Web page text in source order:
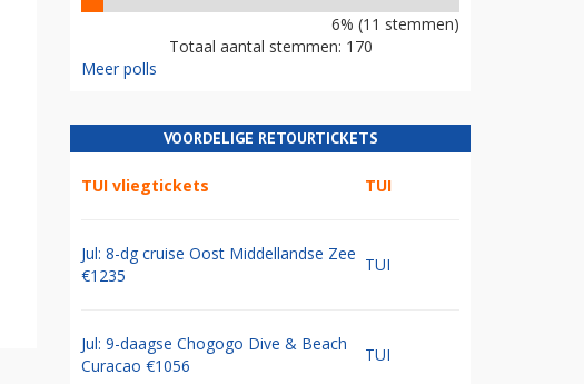
6% (11 stemmen)
Totaal aantal stemmen: 170
Meer polls
VOORDELIGE RETOURTICKETS
TUI vliegtickets TUI
Jul: 8-dg cruise Oost Middellandse Zee
€1235
TUI
Jul: 9-daagse Chogogo Dive & Beach
Curacao €1056
TUI